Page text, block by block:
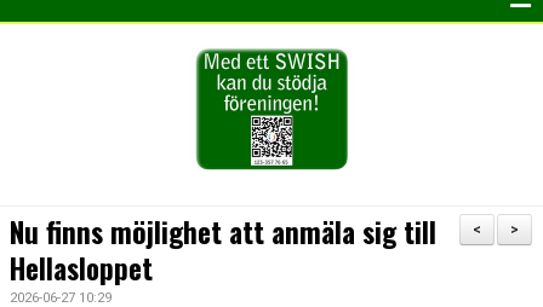
KONTAKT
>
<
Nu finns möjlighet att anmäla sig till
Hellasloppet
2026-06-27 10:29